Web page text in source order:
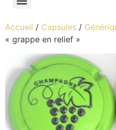
Accueil / Capsules /
« grappe en relief »